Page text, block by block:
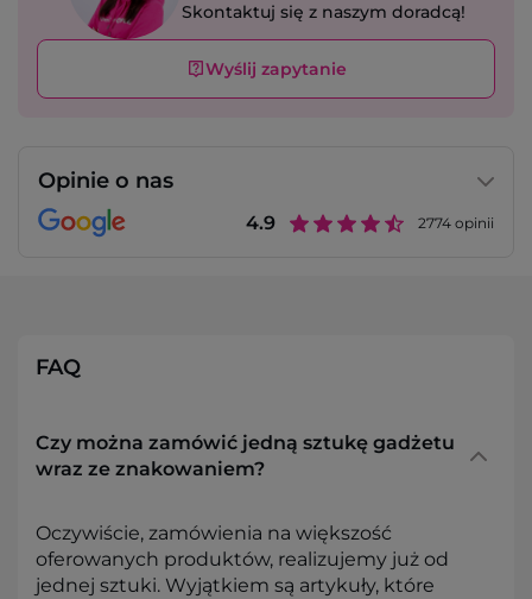
Skontaktuj się z naszym doradcą!
Wyślij zapytanie
Opinie o nas
4.9 2774 opinii
FAQ
Czy można zamówić jedną sztukę gadżetu
wraz ze znakowaniem?
Oczywiście, zamówienia na większość
oferowanych produktów, realizujemy już od
jednej sztuki. Wyjątkiem są artykuły, które